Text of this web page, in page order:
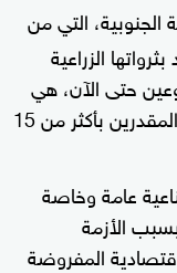
الجنوبية، التي من
الزراعية
حتى الآن، هي
تعبير عن أوضاع طبقة العمال الإيرانيين، المقدرين بأكثر من 15
عامة وخاصة
الأزمة
المفروضة